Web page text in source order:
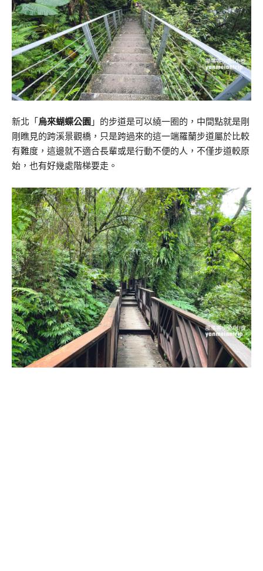
新北「 烏來蝴蝶公園 」的步道是可以繞一圈的，中間點就是剛
剛瞧見的跨溪景觀橋，只是跨過來的這一端羅蘭步道屬於比較
有難度，這邊就不適合長輩或是行動不便的人，不僅步道較原
始，也有好幾處階梯要走。